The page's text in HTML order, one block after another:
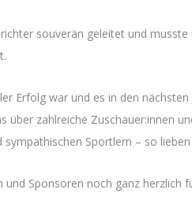
souverän geleitet und
Erfolg war und es in den
über zahlreiche Zuschauer:innen
Sportlern – so
Sponsoren noch ganz herzlich